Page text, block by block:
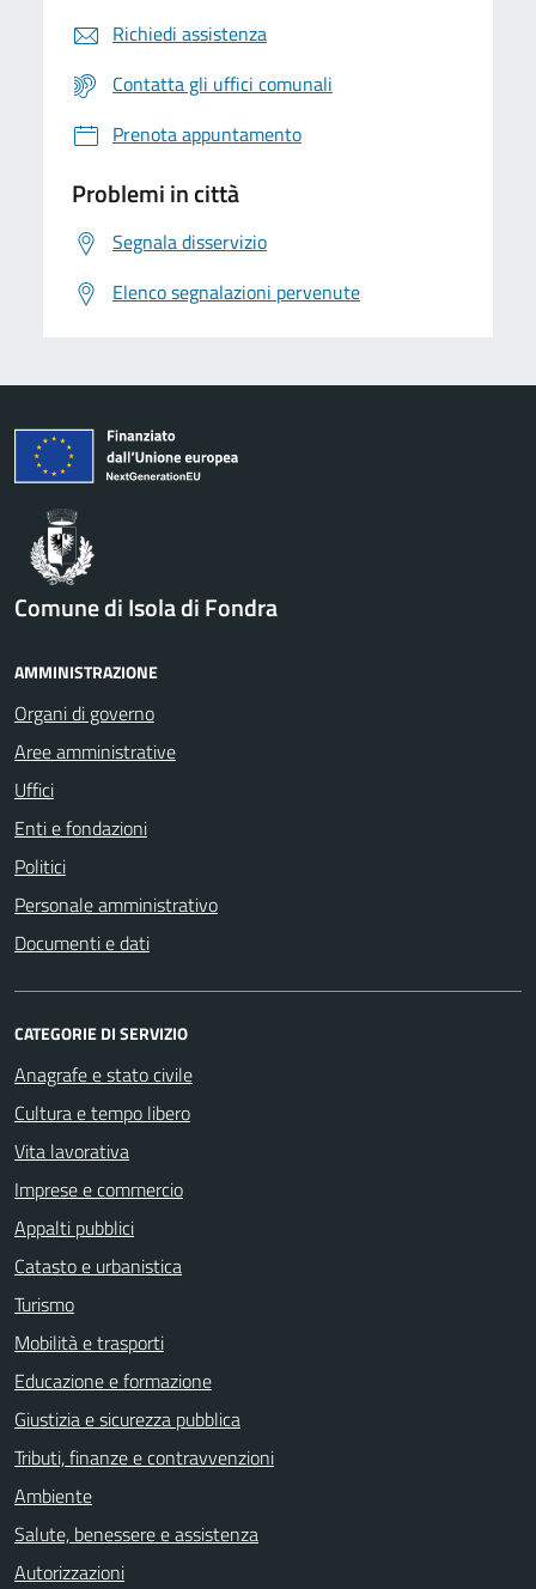
Richiedi assistenza
Contatta gli uffici comunali
Prenota appuntamento
Problemi in città
Segnala disservizio
Elenco segnalazioni pervenute
Comune di Isola di Fondra
AMMINISTRAZIONE
Organi di governo
Aree amministrative
Uffici
Enti e fondazioni
Politici
Personale amministrativo
Documenti e dati
CATEGORIE DI SERVIZIO
Anagrafe e stato civile
Cultura e tempo libero
Vita lavorativa
Imprese e commercio
Appalti pubblici
Catasto e urbanistica
Turismo
Mobilità e trasporti
Educazione e formazione
Giustizia e sicurezza pubblica
Tributi, finanze e contravvenzioni
Ambiente
Salute, benessere e assistenza
Autorizzazioni